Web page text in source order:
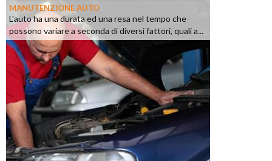
MANUTENZIONE AUTO
L'auto ha una durata ed una resa nel tempo che
possono variare a seconda di diversi fattori, quali a...